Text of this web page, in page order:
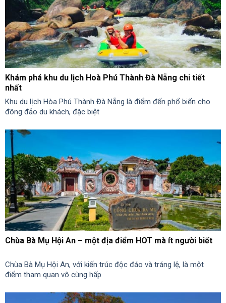
Khám phá khu du lịch Hoà Phú Thành Đà Nẵng chi tiết
nhất
Khu du lịch Hòa Phú Thành Đà Nẵng là điểm đến phổ biến cho
đông đảo du khách, đặc biệt
Chùa Bà Mụ Hội An – một địa điểm HOT mà ít người biết
Chùa Bà Mụ Hội An, với kiến trúc độc đáo và tráng lệ, là một
điểm tham quan vô cùng hấp